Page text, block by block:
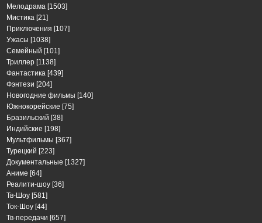
Мелодрама [1503]
Мистика [21]
Приключения [107]
Ужасы [1038]
Семейный [101]
Триллер [1138]
Фантастика [439]
Фэнтези [204]
Новогодние фильмы [140]
Южнокорейские [75]
Бразильский [38]
Индийские [198]
Мультфильмы [367]
Турецкий [223]
Документальные [1327]
Аниме [64]
Реалити-шоу [36]
Тв-Шоу [581]
Ток-Шоу [44]
Тв-передачи [657]